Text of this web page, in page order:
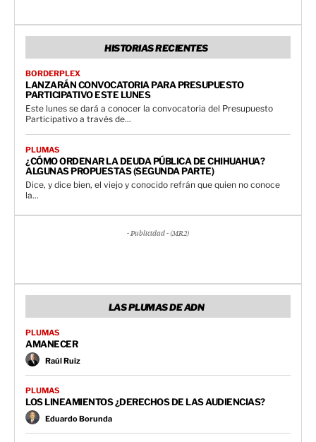
HISTORIAS RECIENTES
BORDERPLEX
LANZARÁN CONVOCATORIA PARA PRESUPUESTO
PARTICIPATIVO ESTE LUNES
Este lunes se dará a conocer la convocatoria del Presupuesto
Participativo a través de...
PLUMAS
¿CÓMO ORDENAR LA DEUDA PÚBLICA DE CHIHUAHUA?
ALGUNAS PROPUESTAS (SEGUNDA PARTE)
Dice, y dice bien, el viejo y conocido refrán que quien no conoce
la...
- Publicidad - (MR2)
LAS PLUMAS DE ADN
PLUMAS
AMANECER
Raúl Ruiz
PLUMAS
LOS LINEAMIENTOS ¿DERECHOS DE LAS AUDIENCIAS?
Eduardo Borunda